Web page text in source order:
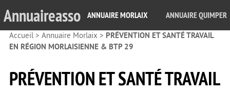
Annuaireasso ANNUAIRE MORLAIX ANNUAIRE QUIMPER
Accueil> Annuaire Morlaix > PRÉVENTION ET SANTÉ TRAVAIL
EN RÉGION MORLAISIENNE & BTP 29
PRÉVENTION ET SANTÉ TRAVAIL